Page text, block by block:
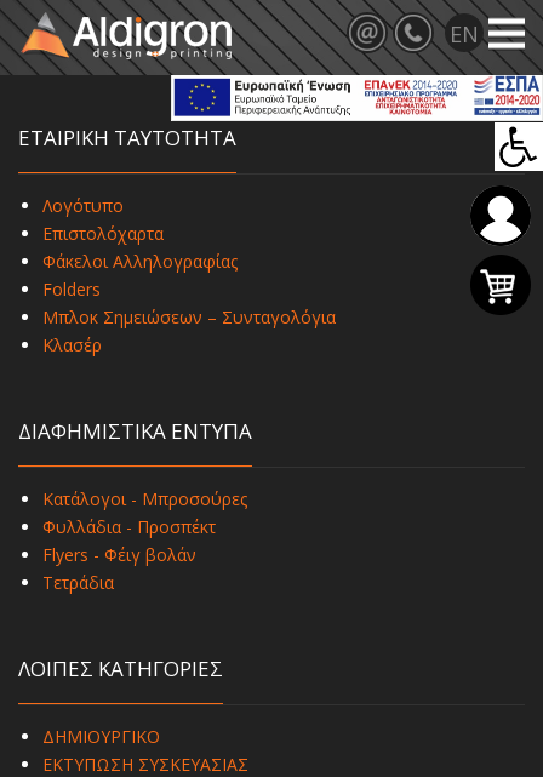
ΕΤΑΙΡΙΚΗ ΤΑΥΤΟΤΗΤΑ
Λογότυπο
Επιστολόχαρτα
Φάκελοι Αλληλογραφίας
Folders
Μπλοκ Σημειώσεων – Συνταγολόγια
Κλασέρ
ΔΙΑΦΗΜΙΣΤΙΚΑ ΕΝΤΥΠΑ
Κατάλογοι - Μπροσούρες
Φυλλάδια - Προσπέκτ
Flyers - Φέιγ βολάν
Τετράδια
ΛΟΙΠΕΣ ΚΑΤΗΓΟΡΙΕΣ
ΔΗΜΙΟΥΡΓΙΚΟ
ΕΚΤΥΠΩΣΗ ΣΥΣΚΕΥΑΣΙΑΣ